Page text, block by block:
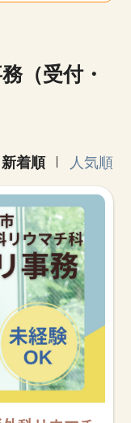
（受付・
新着順 人気順
四国